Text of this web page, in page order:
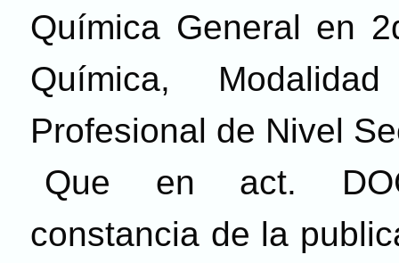
Química General en
Química,
Profesional de Nivel
Que en act.
constancia de la